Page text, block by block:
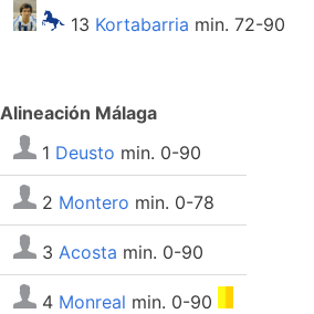
13 Kortabarria min. 72-90
Alineación Málaga
1 Deusto min. 0-90
2 Montero min. 0-78
3 Acosta min. 0-90
4 Monreal min. 0-90